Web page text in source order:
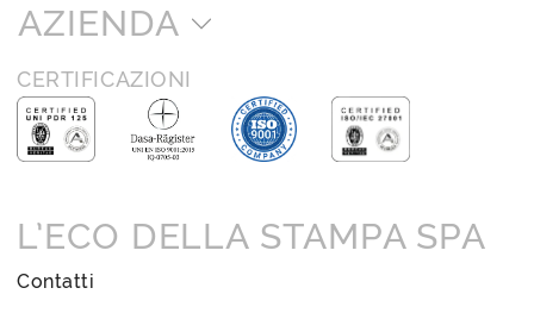
AZIENDA
CERTIFICAZIONI
L’ECO DELLA STAMPA SPA
Contatti